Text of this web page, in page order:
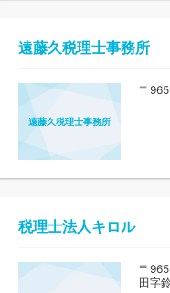
遠藤久税理士事務所
遠藤久税理士事務所
〒
税理士法人キロル
〒
田字